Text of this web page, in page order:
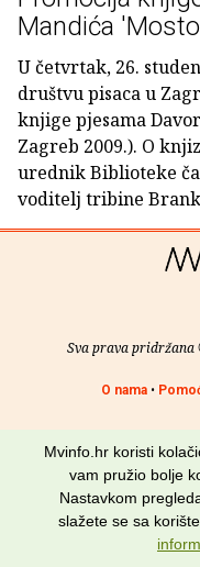
Mandića
U četvrtak, 26.
društvu pisaca u
knjige pjesama
Zagreb 2009.). O
urednik Biblioteke
voditelj tribine
Sva prava pridržana
O nama•
Mvinfo.hr koristi
vam pružio bolje
Nastavkom
slažete se sa